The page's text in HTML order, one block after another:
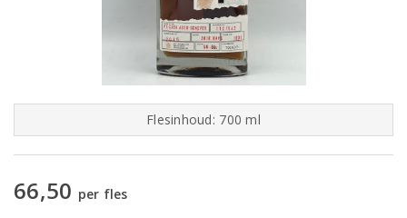
Flesinhoud: 700 ml
66,50 per fles